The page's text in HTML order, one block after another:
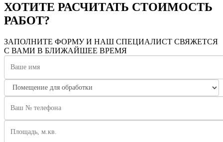
ХОТИТЕ РАСЧИТАТЬ СТОИМОСТЬ
РАБОТ?
ЗАПОЛНИТЕ ФОРМУ И НАШ СПЕЦИАЛИСТ СВЯЖЕТСЯ
С ВАМИ В БЛИЖАЙШЕЕ ВРЕМЯ